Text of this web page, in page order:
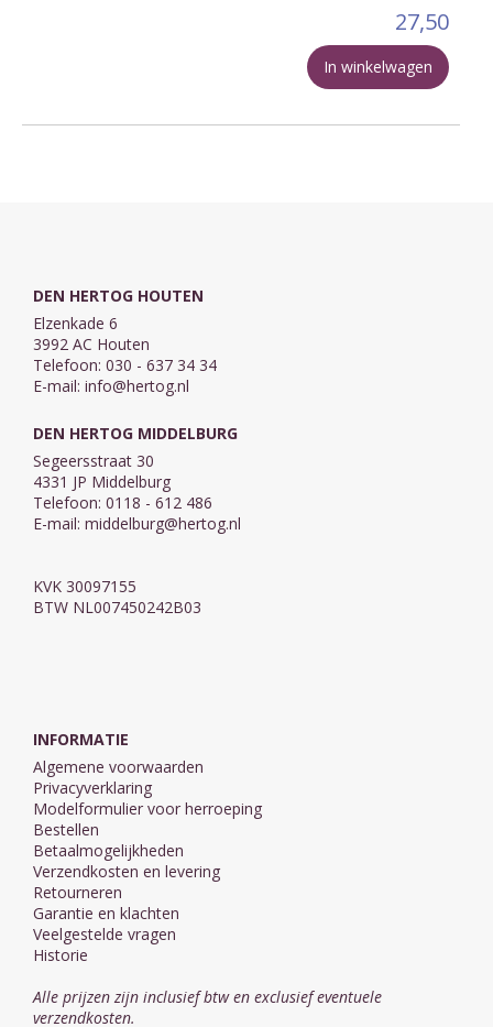
27,50
In winkelwagen
DEN HERTOG HOUTEN
Elzenkade 6
3992 AC Houten
Telefoon: 030 - 637 34 34
E-mail: info@hertog.nl
DEN HERTOG MIDDELBURG
Segeersstraat 30
4331 JP Middelburg
Telefoon: 0118 - 612 486
E-mail: middelburg@hertog.nl
KVK 30097155
BTW NL007450242B03
INFORMATIE
Algemene voorwaarden
Privacyverklaring
Modelformulier voor herroeping
Bestellen
Betaalmogelijkheden
Verzendkosten en levering
Retourneren
Garantie en klachten
Veelgestelde vragen
Historie
Alle prijzen zijn inclusief btw en exclusief eventuele
verzendkosten.